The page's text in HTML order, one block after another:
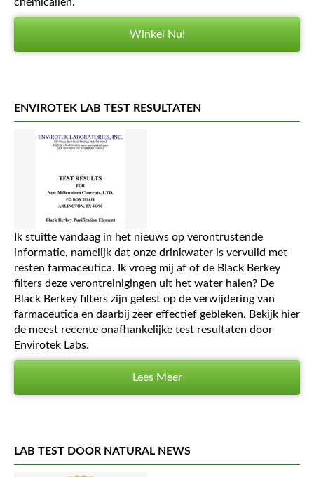
chemicaliën.
Winkel Nu!
ENVIROTEK LAB TEST RESULTATEN
Ik stuitte vandaag in het nieuws op verontrustende
informatie, namelijk dat onze drinkwater is vervuild met
resten farmaceutica. Ik vroeg mij af of de Black Berkey
filters deze verontreinigingen uit het water halen? De
Black Berkey filters zijn getest op de verwijdering van
farmaceutica en daarbij zeer effectief gebleken. Bekijk hier
de meest recente onafhankelijke test resultaten door
Envirotek Labs.
Lees Meer
LAB TEST DOOR NATURAL NEWS